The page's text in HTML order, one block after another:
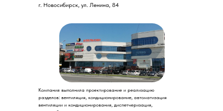
г. Новосибирск, ул. Ленина, 84
Компания выполнила проектирование и реализацию
разделов: вентиляция, кондиционирование, автоматизация
вентиляции и кондиционирования, диспетчеризация,